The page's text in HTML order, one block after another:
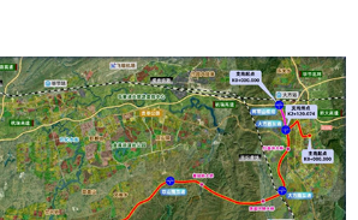
内蒙古 黑龙江